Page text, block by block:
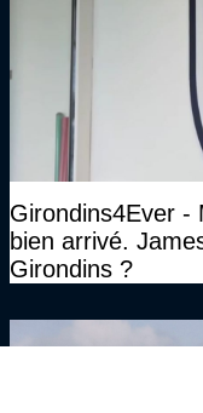
Girondins4Ever -
bien arrivé.
Girondins ?